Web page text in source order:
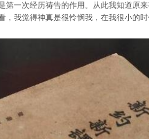
第一次经历祷告的作用。从此我知道原
，我觉得神真是很怜悯我，在我很小的时